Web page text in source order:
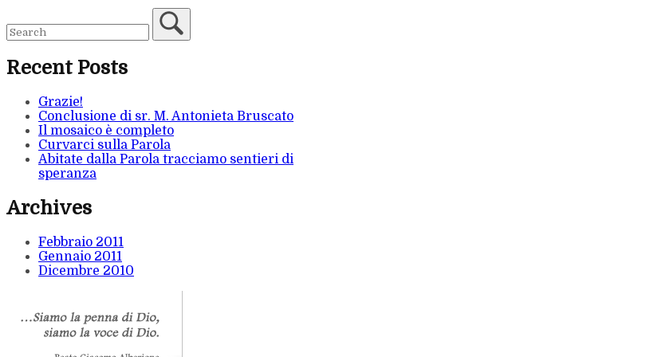
Recent Posts
Grazie!
Conclusione di sr. M. Antonieta Bruscato
Il mosaico è completo
Curvarci sulla Parola
Abitate dalla Parola tracciamo sentieri di
speranza
Archives
Febbraio 2011
Gennaio 2011
Dicembre 2010